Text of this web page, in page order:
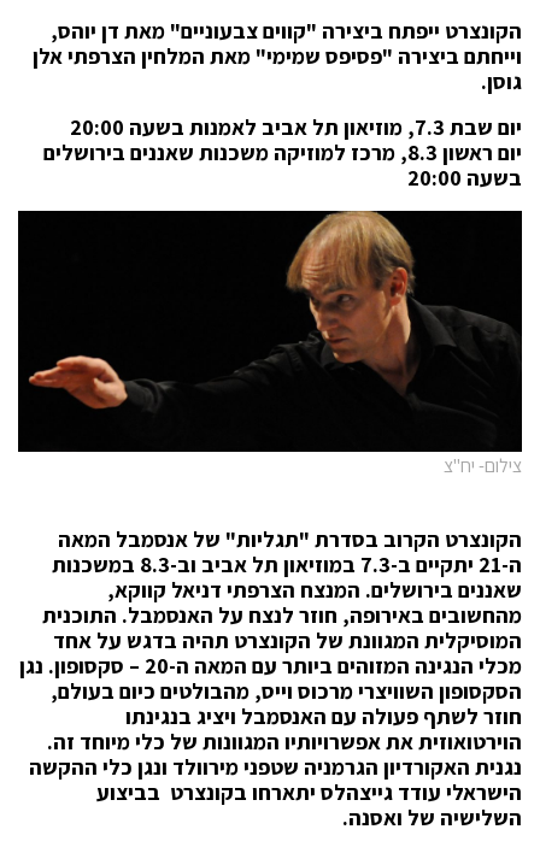
הקונצרט ייפתח ביצירה "קווים צבעוניים" מאת דן יוהס,
וייחתם ביצירה "פסיפס שמימי" מאת המלחין הצרפתי אלן
גוסן.
יום שבת 7.3, מוזיאון תל אביב לאמנות בשעה 20:00
יום ראשון 8.3, מרכז למוזיקה משכנות שאננים בירושלים
בשעה 20:00
צילום- יח"צ
הקונצרט הקרוב בסדרת "תגליות" של אנסמבל המאה
ה-21 יתקיים ב-7.3 במוזיאון תל אביב וב-8.3 במשכנות
שאננים בירושלים. המנצח הצרפתי דניאל קווקא,
מהחשובים באירופה, חוזר לנצח על האנסמבל. התוכנית
המוסיקלית המגוונת של הקונצרט תהיה בדגש על אחד
מכלי הנגינה המזוהים ביותר עם המאה ה-20 – סקסופון. נגן
הסקסופון השוויצרי מרכוס וייס, מהבולטים כיום בעולם,
חוזר לשתף פעולה עם האנסמבל ויציג בנגינתו
הוירטואוזית את אפשרויותיו המגוונות של כלי מיוחד זה.
נגנית האקורדיון הגרמניה שטפני מירוולד ונגן כלי ההקשה
הישראלי עודד גייצהלס יתארחו בקונצרט בביצוע
השלישיה של ואסנה.